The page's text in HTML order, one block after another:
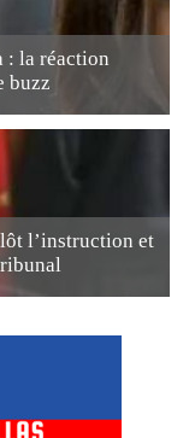
: la réaction
buzz
l’instruction et